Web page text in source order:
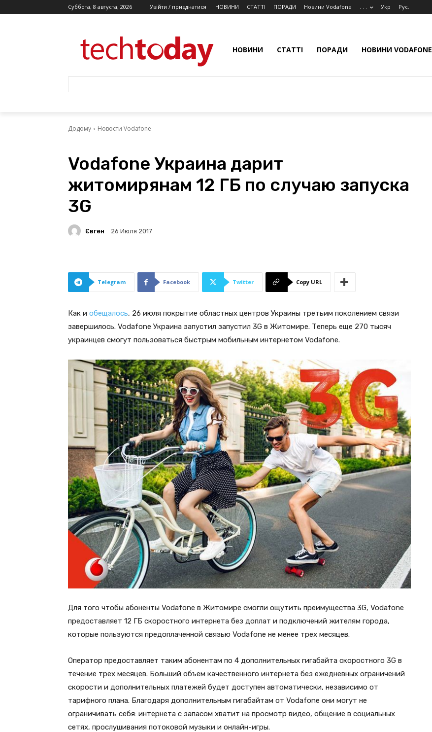
Суббота, 8 августа, 2026 Увійти / приєднатися НОВИНИ СТАТТІ ПОРАДИ Новини Vodafone . . . Укр Рус.
НОВИНИ СТАТТІ ПОРАДИ НОВИНИ VODAFONE
Додому Новости Vodafone
Vodafone Украина дарит
житомирянам 12 ГБ по случаю запуска
3G
Євген 26 Июля 2017
Telegram Facebook Twitter Copy URL
Как и обещалось, 26 июля покрытие областных центров Украины третьим поколением связи
завершилось. Vodafone Украина запустил запустил 3G в Житомире. Теперь еще 270 тысяч
украинцев смогут пользоваться быстрым мобильным интернетом Vodafonе.
Для того чтобы абоненты Vodafone в Житомире смогли ощутить преимущества 3G, Vodafone
предоставляет 12 ГБ скоростного интернета без доплат и подключений жителям города,
которые пользуются предоплаченной связью Vodafone не менее трех месяцев.
Оператор предоставляет таким абонентам по 4 дополнительных гигабайта скоростного 3G в
течение трех месяцев. Больший объем качественного интернета без ежедневных ограничений
скорости и дополнительных платежей будет доступен автоматически, независимо от
тарифного плана. Благодаря дополнительным гигабайтам от Vodafone они могут не
ограничивать себя: интернета с запасом хватит на просмотр видео, общение в социальных
сетях, прослушивания потоковой музыки и онлайн-игры.